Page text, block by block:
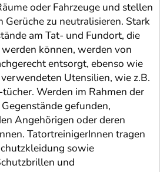
oder Fahrzeuge und stellen
Gerüche zu neutralisieren. Stark
am Tat- und Fundort, die
können, werden von
entsorgt, ebenso wie
Utensilien, wie z.B.
Werden im Rahmen der
gefunden,
Angehörigen oder deren
TatortreinigerInnen tragen
sowie
und